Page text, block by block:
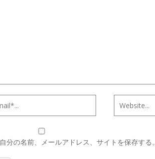
の名前、メールアドレス、サイトを保存する。